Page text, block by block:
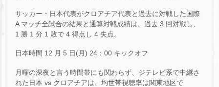
サッカー・日本代表がクロアチア代表と過去に対戦した国際
A マッチ全試合の結果と通算対戦成績は、過去 3 回対戦し、
1 勝 1 分 1 敗で 4 得点し 4 失点。
日本時間 12 月 5 日(月) 24：00 キックオフ
月曜の深夜と言う時間帯にも関わらず、ジテレビ系で中継さ
れた日本 vs クロアチアは、均世帯視聴率は関東地区で